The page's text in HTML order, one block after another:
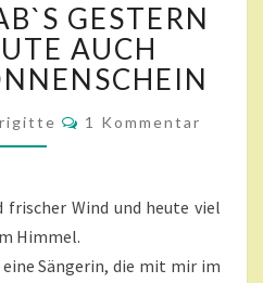
U
F
Ä
L
L
B
`
GESTERN
AUCH
K
O
N
T
R
E
1 Kommentar
frischer Wind und heute viel
Himmel.
Sängerin, die mit mir im